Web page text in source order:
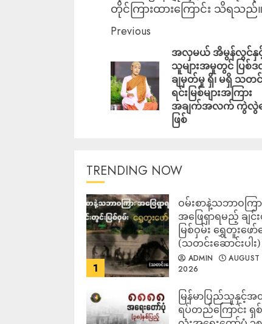
တိုင်ကြားထားကြောင်း သိရသည်။
Previous
အလှမယ် အိမွန်လွင်နှ
သူများအမှုတွင် ပြစ်
ချမှတ်မှု ရှိ၊ မရှိ သတင်
ရင်းမြစ်များအကြား
အချက်အလက် ကွဲလွဲ
ဖြစ်
TRENDING NOW
1
ဝမ်းစာနဲ့သဘာဝကြာ
အဖြေရှာရမည့် ချင်
မြစ်ဝှမ်း ရွှေတူးဖော်
(သတင်းဆောင်းပါး)
ADMIN
AUGUST
2026
မြန်မာပြည်သူနှင့်
ရပ်တည်ကြောင်း ရှ